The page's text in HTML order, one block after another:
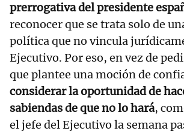
prerrogativa del presidente
reconocer que se trata solo de
política que no vincula
Ejecutivo. Por eso, en vez de
que plantee una moción de
considerar la oportunidad de
sabiendas de que no lo hará,
el jefe del Ejecutivo la semana